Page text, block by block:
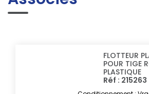
FLOTTEUR
POUR TIGE
PLASTIQUE
Réf : 215263